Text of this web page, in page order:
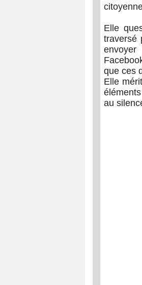
Elle
traversé
que ces
Elle
au